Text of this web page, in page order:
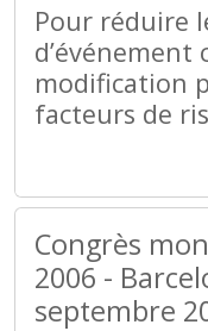
Pour réduire
d’événement
modification
facteurs de
Congrès
2006 -
septembre